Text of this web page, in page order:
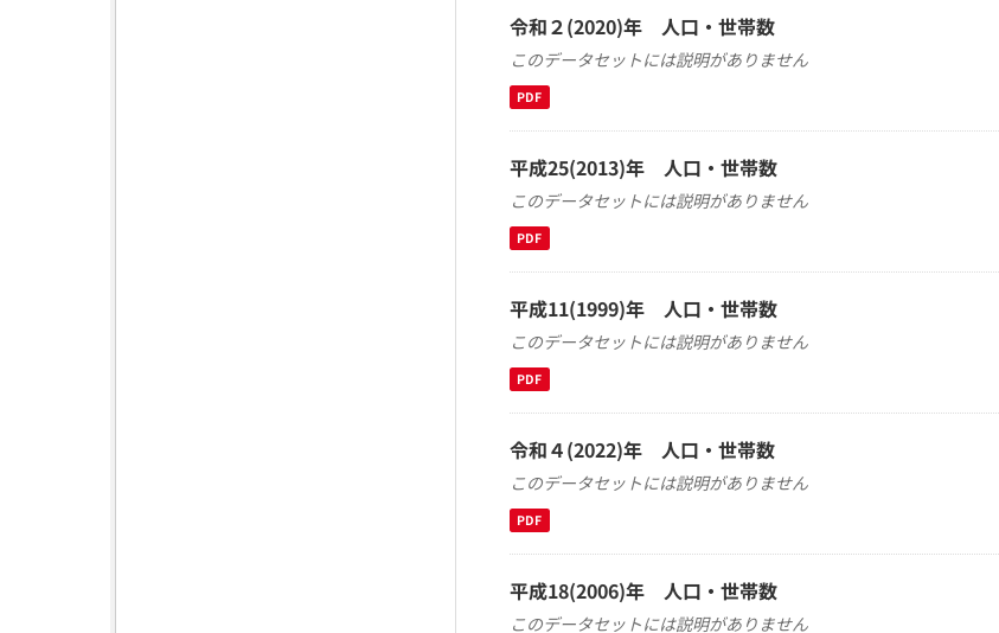
令和２(2020)年 人口・世帯数
このデータセットには説明がありません
PDF
平成25(2013)年 人口・世帯数
このデータセットには説明がありません
PDF
平成11(1999)年 人口・世帯数
このデータセットには説明がありません
PDF
令和４(2022)年 人口・世帯数
このデータセットには説明がありません
PDF
平成18(2006)年 人口・世帯数
このデータセットには説明がありません